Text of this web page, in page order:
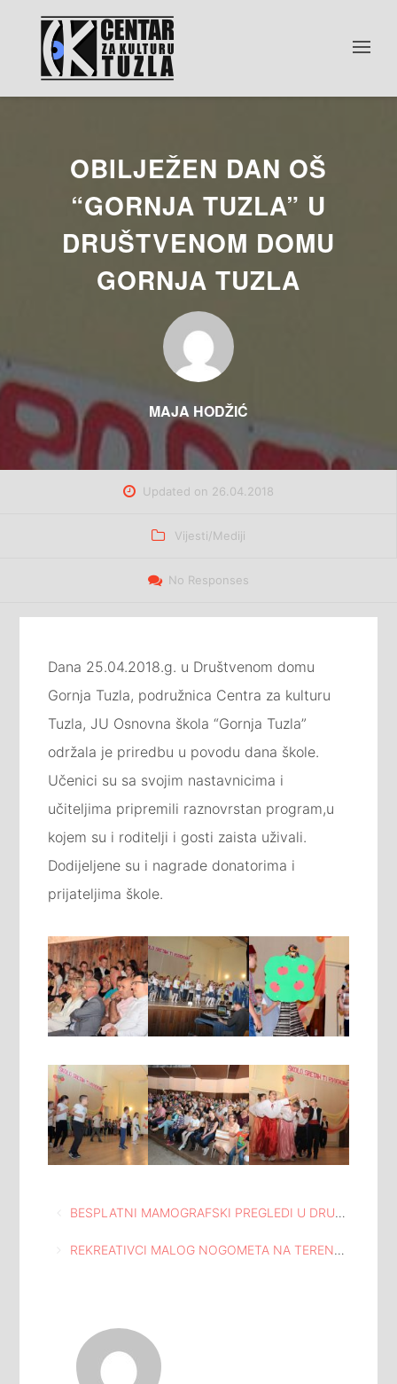
OBILJEŽEN DAN OŠ
“GORNJA TUZLA” U
DRUŠTVENOM DOMU
GORNJA TUZLA
MAJA HODŽIĆ
Updated on 26.04.2018
Categories
Vijesti/Mediji
No Responses
Dana 25.04.2018.g. u Društvenom domu
Gornja Tuzla, podružnica Centra za kulturu
Tuzla, JU Osnovna škola “Gornja Tuzla”
održala je priredbu u povodu dana škole.
Učenici su sa svojim nastavnicima i
učiteljima pripremili raznovrstan program,u
kojem su i roditelji i gosti zaista uživali.
Dodijeljene su i nagrade donatorima i
prijateljima škole.
Navigacija
članaka
BESPLATNI MAMOGRAFSKI PREGLEDI U DRUŠTVENOM DOMU GORNJA TUZLA
REKREATIVCI MALOG NOGOMETA NA TERENU SPOMEN DOMA “HUSINSKA BUNA” NA HUSINU